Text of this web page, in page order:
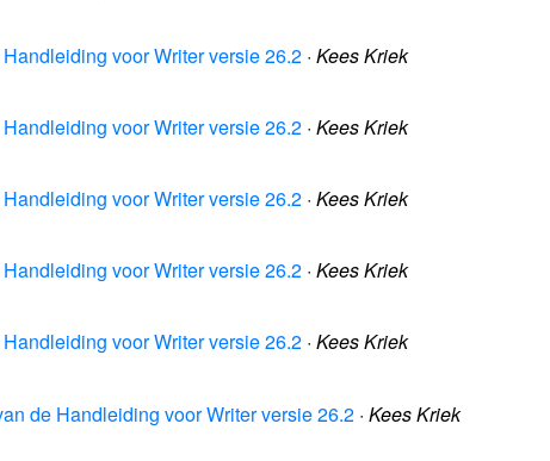
voor Writer versie 26.2 · Kees Kriek
voor Writer versie 26.2 · Kees Kriek
voor Writer versie 26.2 · Kees Kriek
voor Writer versie 26.2 · Kees Kriek
voor Writer versie 26.2 · Kees Kriek
de Handleiding voor Writer versie 26.2 · Kees Kriek